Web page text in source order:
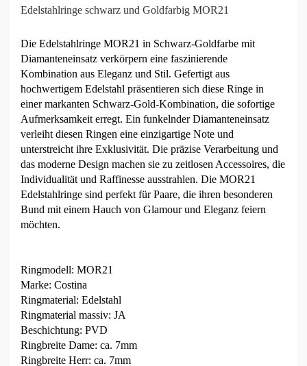
Edelstahlringe schwarz und Goldfarbig MOR21
Die Edelstahlringe MOR21 in Schwarz-Goldfarbe mit
Diamanteneinsatz verkörpern eine faszinierende
Kombination aus Eleganz und Stil. Gefertigt aus
hochwertigem Edelstahl präsentieren sich diese Ringe in
einer markanten Schwarz-Gold-Kombination, die sofortige
Aufmerksamkeit erregt. Ein funkelnder Diamanteneinsatz
verleiht diesen Ringen eine einzigartige Note und
unterstreicht ihre Exklusivität. Die präzise Verarbeitung und
das moderne Design machen sie zu zeitlosen Accessoires, die
Individualität und Raffinesse ausstrahlen. Die MOR21
Edelstahlringe sind perfekt für Paare, die ihren besonderen
Bund mit einem Hauch von Glamour und Eleganz feiern
möchten.
Ringmodell: MOR21
Marke: Costina
Ringmaterial: Edelstahl
Ringmaterial massiv: JA
Beschichtung: PVD
Ringbreite Dame: ca. 7mm
Ringbreite Herr: ca. 7mm